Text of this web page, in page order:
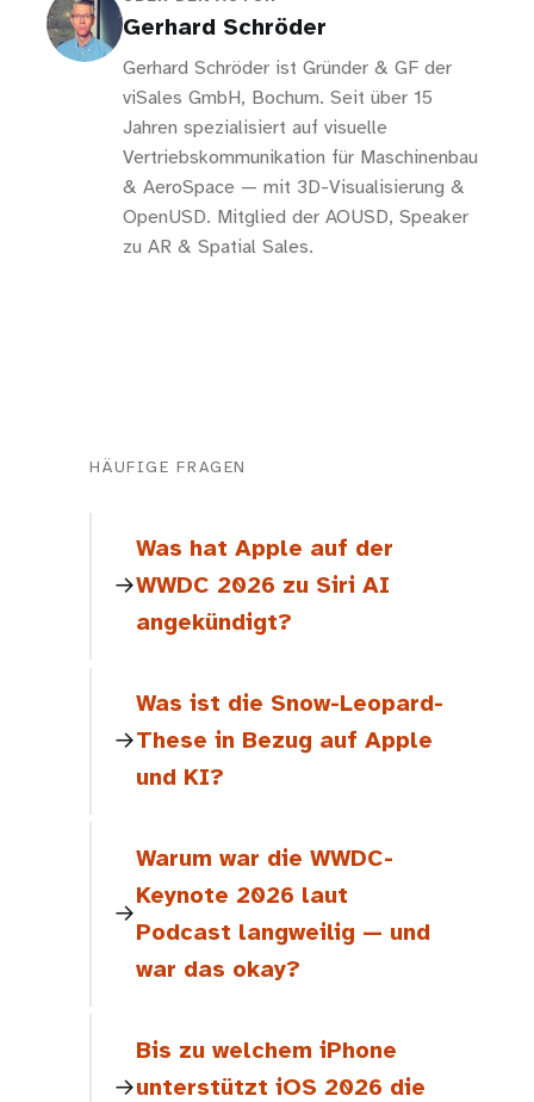
Gerhard Schröder
Gerhard Schröder ist Gründer & GF der
viSales GmbH, Bochum. Seit über 15
Jahren spezialisiert auf visuelle
Vertriebskommunikation für Maschinenbau
& AeroSpace — mit 3D-Visualisierung &
OpenUSD. Mitglied der AOUSD, Speaker
zu AR & Spatial Sales.
HÄUFIGE FRAGEN
Was hat Apple auf der
WWDC 2026 zu Siri AI
angekündigt?
Was ist die Snow-Leopard-
These in Bezug auf Apple
und KI?
Warum war die WWDC-
Keynote 2026 laut
Podcast langweilig — und
war das okay?
Bis zu welchem iPhone
unterstützt iOS 2026 die